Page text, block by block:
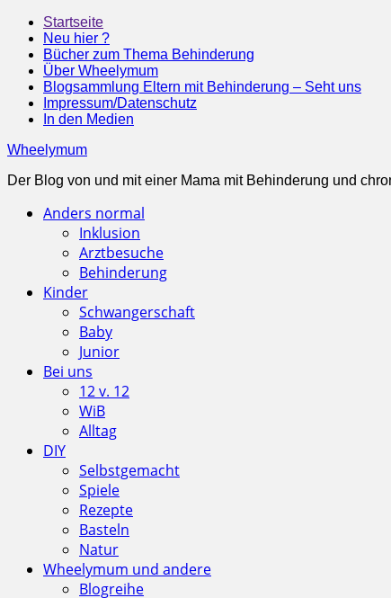
Startseite
Neu hier ?
Bücher zum Thema Behinderung
Über Wheelymum
Blogsammlung Eltern mit Behinderung – Seht uns
Impressum/Datenschutz
In den Medien
Wheelymum
Der Blog von und mit einer Mama mit Behinderung und
Anders normal
Inklusion
Arztbesuche
Behinderung
Kinder
Schwangerschaft
Baby
Junior
Bei uns
12 v. 12
WiB
Alltag
DIY
Selbstgemacht
Spiele
Rezepte
Basteln
Natur
Wheelymum und andere
Blogreihe